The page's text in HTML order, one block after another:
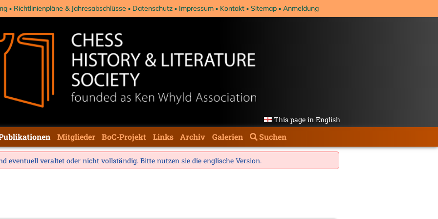
Richtlinienpläne & Jahresabschlüsse Datenschutz Impressum Kontakt Sitemap Anmeldung
This page in English
Mitglieder BoC-Projekt Links Archiv Galerien Suchen
eventuell veraltet oder nicht vollständig. Bitte nutzen sie die englische Version.